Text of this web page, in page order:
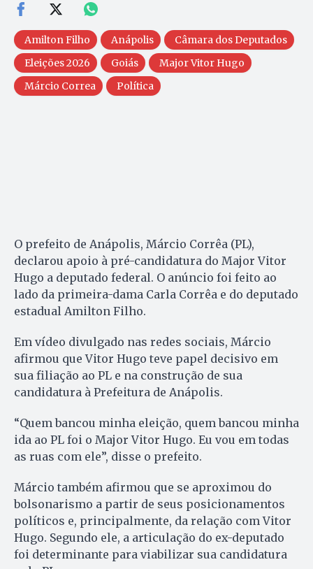
Amilton Filho Anápolis
Câmara dos Deputados
Eleições 2026
Goiás
Major Vitor Hugo
Márcio Correa
Política
O prefeito de Anápolis, Márcio Corrêa (PL),
declarou apoio à pré-candidatura do Major Vitor
Hugo a deputado federal. O anúncio foi feito ao
lado da primeira-dama Carla Corrêa e do deputado
estadual Amilton Filho.
Em vídeo divulgado nas redes sociais, Márcio
afirmou que Vitor Hugo teve papel decisivo em
sua filiação ao PL e na construção de sua
candidatura à Prefeitura de Anápolis.
“Quem bancou minha eleição, quem bancou minha
ida ao PL foi o Major Vitor Hugo. Eu vou em todas
as ruas com ele”, disse o prefeito.
Márcio também afirmou que se aproximou do
bolsonarismo a partir de seus posicionamentos
políticos e, principalmente, da relação com Vitor
Hugo. Segundo ele, a articulação do ex-deputado
foi determinante para viabilizar sua candidatura